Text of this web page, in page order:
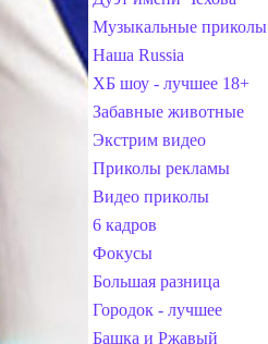
Музыкальные приколы
Наша Russia
ХБ шоу - лучшее 18+
Забавные животные
Экстрим видео
Приколы рекламы
Видео приколы
6 кадров
Фокусы
Большая разница
Городок - лучшее
Башка и Ржавый